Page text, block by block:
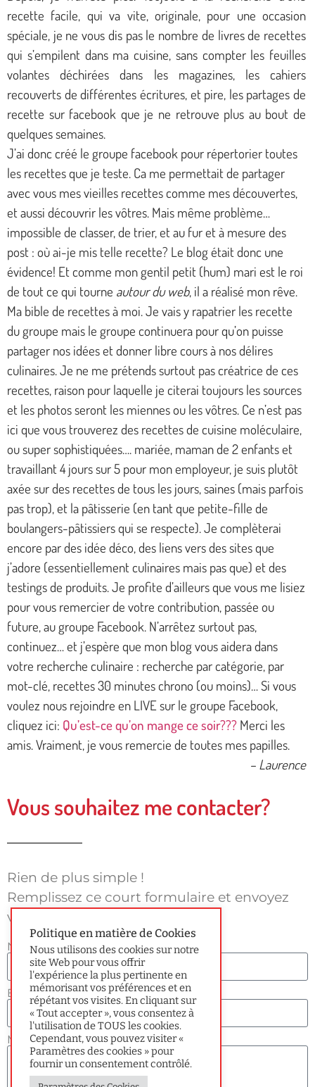
Politique en matière de Cookies
Nous utilisons des cookies sur notre
site Web pour vous offrir
l'expérience la plus pertinente en
mémorisant vos préférences et en
répétant vos visites. En cliquant sur
« Tout accepter », vous consentez à
l'utilisation de TOUS les cookies.
Cependant, vous pouvez visiter «
Paramètres des cookies » pour
fournir un consentement contrôlé.
recette facile, qui va vite, originale, pour une occasion
spéciale, je ne vous dis pas le nombre de livres de recettes
qui s’empilent dans ma cuisine, sans compter les feuilles
volantes déchirées dans les magazines, les cahiers
recouverts de différentes écritures, et pire, les partages de
recette sur facebook que je ne retrouve plus au bout de
quelques semaines.
J’ai donc créé le groupe facebook pour répertorier toutes
les recettes que je teste. Ca me permettait de partager
avec vous mes vieilles recettes comme mes découvertes,
et aussi découvrir les vôtres. Mais même problème…
impossible de classer, de trier, et au fur et à mesure des
post : où ai-je mis telle recette? Le blog était donc une
évidence! Et comme mon gentil petit (hum) mari est le roi
de tout ce qui tourne autour du web, il a réalisé mon rêve.
Ma bible de recettes à moi. Je vais y rapatrier les recette
du groupe mais le groupe continuera pour qu’on puisse
partager nos idées et donner libre cours à nos délires
culinaires. Je ne me prétends surtout pas créatrice de ces
recettes, raison pour laquelle je citerai toujours les sources
et les photos seront les miennes ou les vôtres. Ce n’est pas
ici que vous trouverez des recettes de cuisine moléculaire,
ou super sophistiquées…. mariée, maman de 2 enfants et
travaillant 4 jours sur 5 pour mon employeur, je suis plutôt
axée sur des recettes de tous les jours, saines (mais parfois
pas trop), et la pâtisserie (en tant que petite-fille de
boulangers-pâtissiers qui se respecte). Je complèterai
encore par des idée déco, des liens vers des sites que
j’adore (essentiellement culinaires mais pas que) et des
testings de produits. Je profite d’ailleurs que vous me lisiez
pour vous remercier de votre contribution, passée ou
future, au groupe Facebook. N’arrêtez surtout pas,
continuez… et j’espère que mon blog vous aidera dans
votre recherche culinaire : recherche par catégorie, par
mot-clé, recettes 30 minutes chrono (ou moins)… Si vous
voulez nous rejoindre en LIVE sur le groupe Facebook,
cliquez ici: Qu’est-ce qu’on mange ce soir??? Merci les
amis. Vraiment, je vous remercie de toutes mes papilles.
– Laurence
Vous souhaitez me contacter?
Rien de plus simple !
Remplissez ce court formulaire et envoyez
votre message.
Nom
E-mail
Message